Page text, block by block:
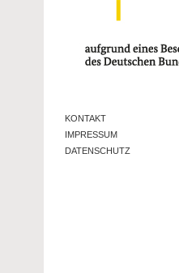
KONTAKT
IMPRESSUM
DATENSCHUTZ